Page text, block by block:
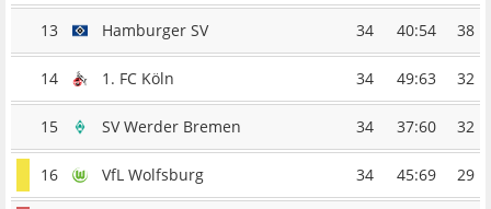
13 Hamburger SV 34 40:54 38
14 1. FC Köln 34 49:63 32
15 SV Werder Bremen 34 37:60 32
16 VfL Wolfsburg 34 45:69 29